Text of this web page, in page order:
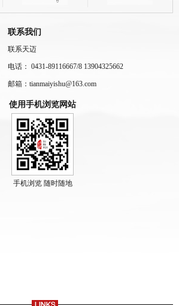
联系我们
联系天迈
电话： 0431-89116667/8 13904325662
邮箱：tianmaiyishu@163.com
使用手机浏览网站
手机浏览 随时随地